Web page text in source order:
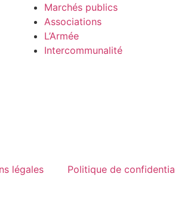
Marchés publics
Associations
L’Armée
Intercommunalité
légales Politique de